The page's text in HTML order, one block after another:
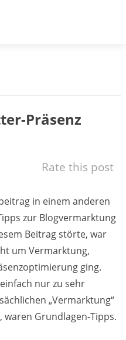
Präsenz
Rate this post
in einem anderen
zur Blogvermarktung
Beitrag störte, war
um Vermarktung,
ging.
nur zu sehr
„Vermarktung“
waren Grundlagen-Tipps.